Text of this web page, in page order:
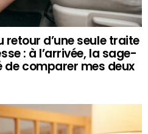
retour d’une seule traite
: à l’arrivée, la sage-
de comparer mes deux